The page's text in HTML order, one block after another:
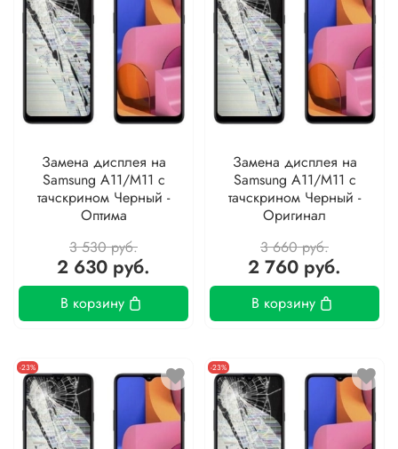
Замена дисплея на
Samsung A11/M11 с
тачскрином Черный -
Оптима
3 530 руб.
2 630 руб.
В корзину
Замена дисплея на
Samsung A11/M11 с
тачскрином Черный -
Оригинал
3 660 руб.
2 760 руб.
В корзину
-23% -23%